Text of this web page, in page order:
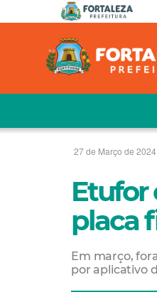
27 de Março de
Etufor
placa
Em março,
por aplicativo